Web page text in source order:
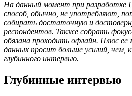
На данный момент при разработке
способ, обычно, не употребляют,
собирать достаточную и
респондентов. Также собрать
обязана проходить офлайн. Плюс ее
данных просит больше усилий, чем,
глубинного интервью.
Глубинные интервью